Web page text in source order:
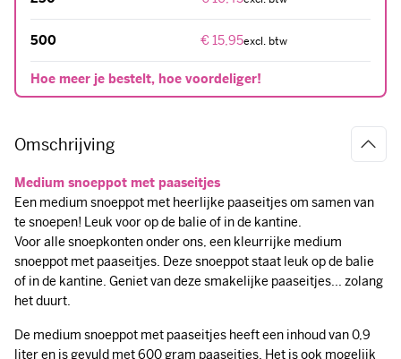
Omschrijving
Een medium snoeppot met heerlijke paaseitjes om samen van
te snoepen! Leuk voor op de balie of in de kantine.
Voor alle snoepkonten onder ons, een kleurrijke medium
snoeppot met paaseitjes. Deze snoeppot staat leuk op de balie
of in de kantine. Geniet van deze smakelijke paaseitjes... zolang
het duurt.
De medium snoeppot met paaseitjes heeft een inhoud van 0,9
liter en is gevuld met 600 gram paaseitjes. Het is ook mogelijk
om de paaseitjes in een bepaalde kleur te bestellen. Op deze
manier kun je de paaseitjes aanpassen aan de huisstijl van je
bedrijf. Als je de paaseitjes in een bepaalde kleur wilt, neem dan